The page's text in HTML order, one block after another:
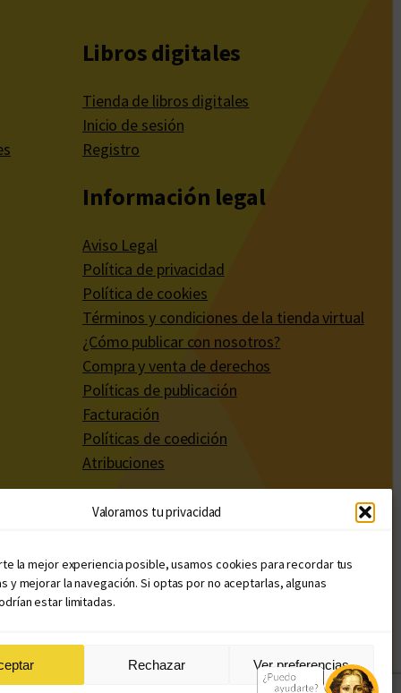
Valoramos tu privacidad
la mejor experiencia posible, usamos cookies para recordar tus
y mejorar la navegación. Si optas por no aceptarlas, algunas
estar limitadas.
Rechazar Ver preferencias
Libros digitales
Tienda de libros digitales
Inicio de sesión
Registro
Información legal
Aviso Legal
Política de privacidad
Política de cookies
Términos y condiciones de la tienda virtual
¿Cómo publicar con nosotros?
Compra y venta de derechos
Políticas de publicación
Facturación
Políticas de coedición
Atribuciones